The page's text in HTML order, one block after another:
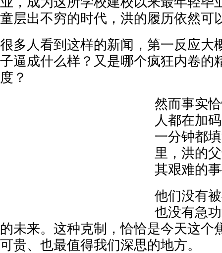
童层出不穷的时代，洪的履历依然可
很多人看到这样的新闻，第一反应大
子逼成什么样？又是哪个疯狂内卷的
度？
然而事实
人都在加
一分钟都
里，洪的
其艰难的
他们没有
也没有急
的未来。这种克制，恰恰是今天这个
可贵、也最值得我们深思的地方。